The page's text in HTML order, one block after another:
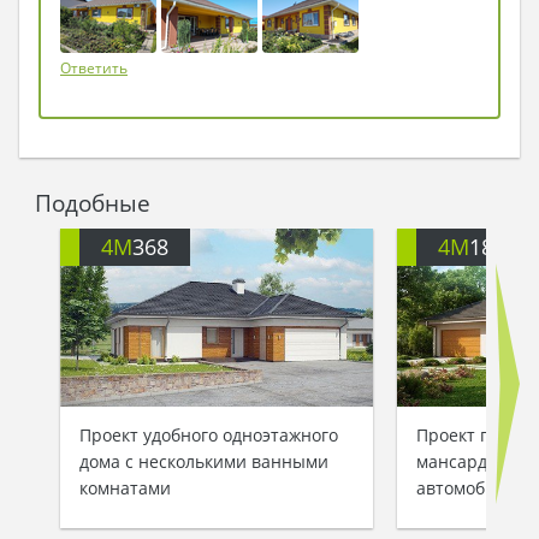
Ответить
Подобные
4M368
Проект удобного одноэтажного
дома с несколькими ванными
комнатами
4M184
Проект
мансардой и
автомобилей